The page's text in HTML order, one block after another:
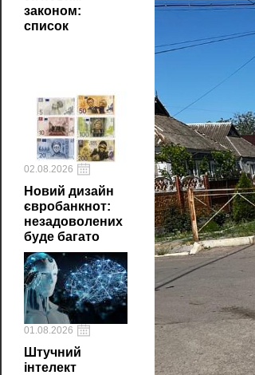
законом:
список
02.08.2026
Новий дизайн
євробанкнот:
незадоволених
буде багато
01.08.2026
Штучний
інтелект